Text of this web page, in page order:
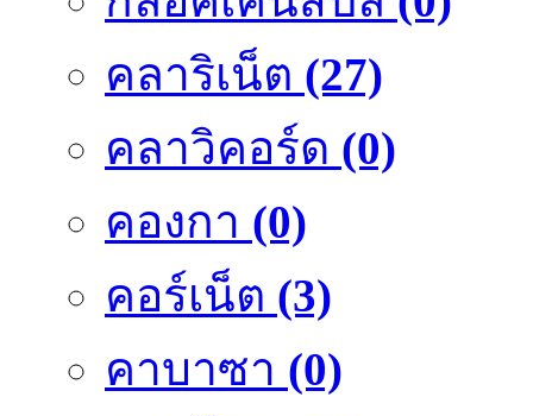
คลาริเน็ต (27)
คลาวิคอร์ด (0)
คองกา (0)
คอร์เน็ต (3)
คาบาซา (0)